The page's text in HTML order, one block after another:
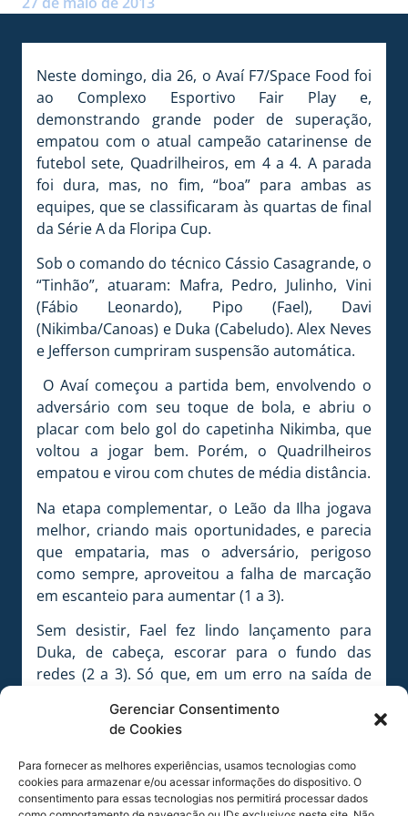
Gerenciar Consentimento
de Cookies
Para fornecer as melhores experiências, usamos tecnologias como
cookies para armazenar e/ou acessar informações do dispositivo. O
consentimento para essas tecnologias nos permitirá processar dados
Neste domingo, dia 26, o Avaí F7/Space Food foi
ao Complexo Esportivo Fair Play e,
demonstrando grande poder de superação,
empatou com o atual campeão catarinense de
futebol sete, Quadrilheiros, em 4 a 4. A parada
foi dura, mas, no fim, “boa” para ambas as
equipes, que se classificaram às quartas de final
da Série A da Floripa Cup.
Sob o comando do técnico Cássio Casagrande, o
“Tinhão”, atuaram: Mafra, Pedro, Julinho, Vini
(Fábio Leonardo), Pipo (Fael), Davi
(Nikimba/Canoas) e Duka (Cabeludo). Alex Neves
e Jefferson cumpriram suspensão automática.
O Avaí começou a partida bem, envolvendo o
adversário com seu toque de bola, e abriu o
placar com belo gol do capetinha Nikimba, que
voltou a jogar bem. Porém, o Quadrilheiros
empatou e virou com chutes de média distância.
Na etapa complementar, o Leão da Ilha jogava
melhor, criando mais oportunidades, e parecia
que empataria, mas o adversário, perigoso
como sempre, aproveitou a falha de marcação
em escanteio para aumentar (1 a 3).
Sem desistir, Fael fez lindo lançamento para
Duka, de cabeça, escorar para o fundo das
redes (2 a 3). Só que, em um erro na saída de
fez seu quarto gol (2 a 4).
entanto, seus jogadores não estavam dispostos
a isso e, na raça, com dois gols do lateral